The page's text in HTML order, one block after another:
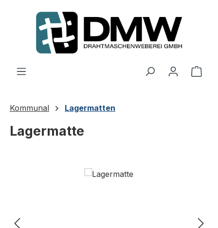
Zum Hauptinhalt springen
Kommunal Lagermatten
Lagermatte
Bildergalerie überspringen